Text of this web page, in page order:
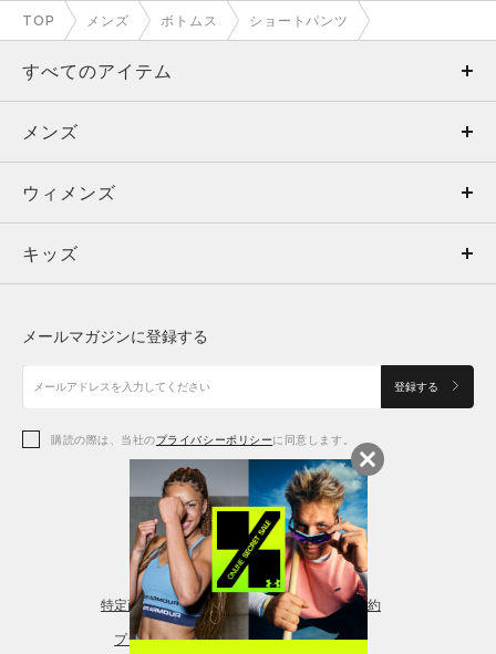
TOP メンズ ボトムス ショートパンツ
すべてのアイテム
メンズ
ウィメンズ
キッズ
アクセサリー
メンズ
トップス
ボトムス
アクセサリー
ウィメンズ
トップス
シューズ
アクセサリー
レギンス＆タイツ
キッズ
シューズ
メールマガジンに登録する
登録する
購読の際は、当社のプライバシーポリシーに同意します。
特定商取引法に基づく通販の表記 会員規約
プライバシーポリシー